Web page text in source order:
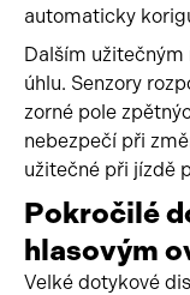
automaticky
Dalším
úhlu. Senzory
zorné pole
nebezpečí při
užitečné při jízdě
Pokročilé
hlasovým
Velké dotykové